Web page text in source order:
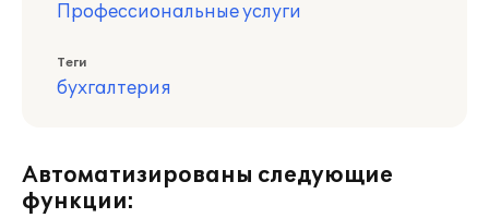
Профессиональные услуги
Теги
бухгалтерия
Автоматизированы следующие
функции: